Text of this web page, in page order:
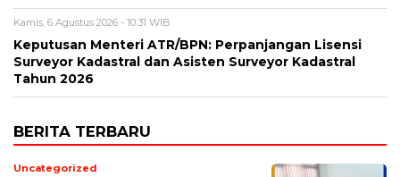
Kamis, 6 Agustus 2026 - 10:31 WIB
Keputusan Menteri ATR/BPN: Perpanjangan Lisensi
Surveyor Kadastral dan Asisten Surveyor Kadastral
Tahun 2026
BERITA TERBARU
Uncategorized